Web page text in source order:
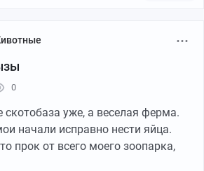
хренью на борту мы попробуем
помощью рук и, внезапно, скалки.
Животное поместилось и,
нигде не жмёт, ничего не чешет,
лапки и вспоминать своё
под абрикосовым деревом.
0
скотобаза уже, а веселая ферма.
начали исправно нести яйца.
прок от всего моего зоопарка,